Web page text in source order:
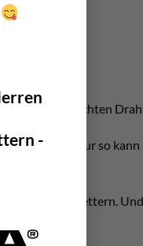
-
extrem leichten
werden. Nur so
für alpines Klettern.